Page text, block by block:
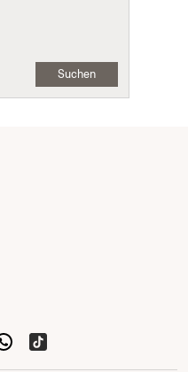
Suchen